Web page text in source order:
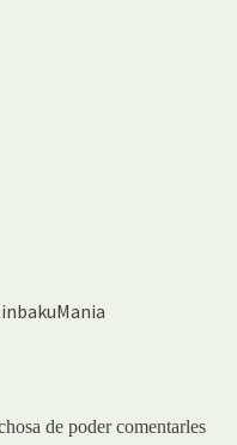
de poder comentarles